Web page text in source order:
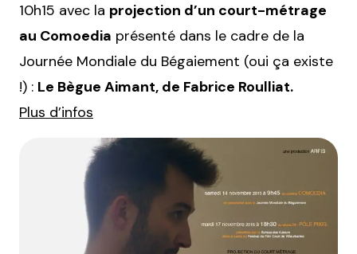
10h15 avec la projection d’un court-métrage
au Comoedia présenté dans le cadre de la
Journée Mondiale du Bégaiement (oui ça existe
!) : Le Bègue Aimant, de Fabrice Roulliat.
Plus d’infos